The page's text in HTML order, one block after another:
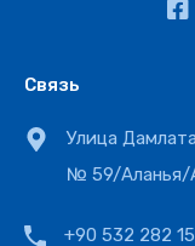
Связь
Улица
№ 59/Аланья/
+90 532 282